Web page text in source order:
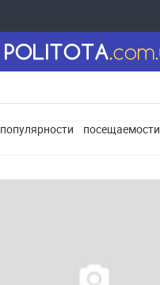
популярности посещаемости